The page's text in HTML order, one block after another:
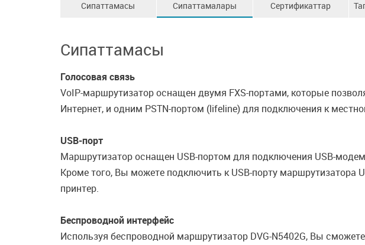
Сипаттамасы Сипаттамалары Сертификаттар
Сипаттамасы
Голосовая связь
VoIP-маршрутизатор оснащен двумя FXS-портами, которые
Интернет, и одним PSTN-портом (lifeline) для подключения к
USB-порт
Маршрутизатор оснащен USB-портом для подключения USB-
Кроме того, Вы можете подключить к USB-порту маршрутизатора
принтер.
Беспроводной интерфейс
Используя беспроводной маршрутизатор DVG-N5402G, Вы